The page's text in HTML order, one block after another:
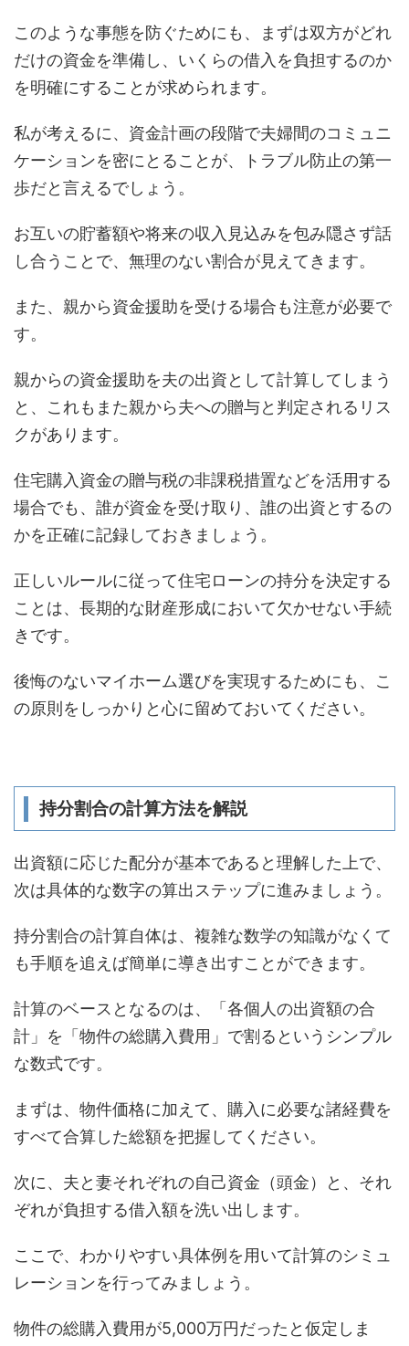
このような事態を防ぐためにも、まずは双方がどれ
だけの資金を準備し、いくらの借入を負担するのか
を明確にすることが求められます。
私が考えるに、資金計画の段階で夫婦間のコミュニ
ケーションを密にとることが、トラブル防止の第一
歩だと言えるでしょう。
お互いの貯蓄額や将来の収入見込みを包み隠さず話
し合うことで、無理のない割合が見えてきます。
また、親から資金援助を受ける場合も注意が必要で
す。
親からの資金援助を夫の出資として計算してしまう
と、これもまた親から夫への贈与と判定されるリス
クがあります。
住宅購入資金の贈与税の非課税措置などを活用する
場合でも、誰が資金を受け取り、誰の出資とするの
かを正確に記録しておきましょう。
正しいルールに従って住宅ローンの持分を決定する
ことは、長期的な財産形成において欠かせない手続
きです。
後悔のないマイホーム選びを実現するためにも、こ
の原則をしっかりと心に留めておいてください。
持分割合の計算方法を解説
出資額に応じた配分が基本であると理解した上で、
次は具体的な数字の算出ステップに進みましょう。
持分割合の計算自体は、複雑な数学の知識がなくて
も手順を追えば簡単に導き出すことができます。
計算のベースとなるのは、「各個人の出資額の合
計」を「物件の総購入費用」で割るというシンプル
な数式です。
まずは、物件価格に加えて、購入に必要な諸経費を
すべて合算した総額を把握してください。
次に、夫と妻それぞれの自己資金（頭金）と、それ
ぞれが負担する借入額を洗い出します。
ここで、わかりやすい具体例を用いて計算のシミュ
レーションを行ってみましょう。
物件の総購入費用が5,000万円だったと仮定しま